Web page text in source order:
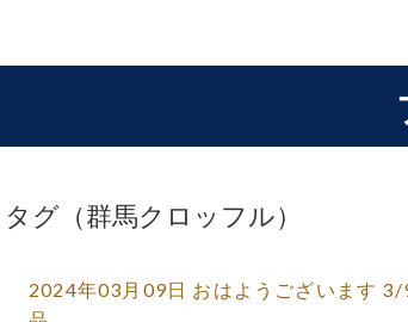
タグ（群馬クロッフル）
2024年03月09日 おはようございます️